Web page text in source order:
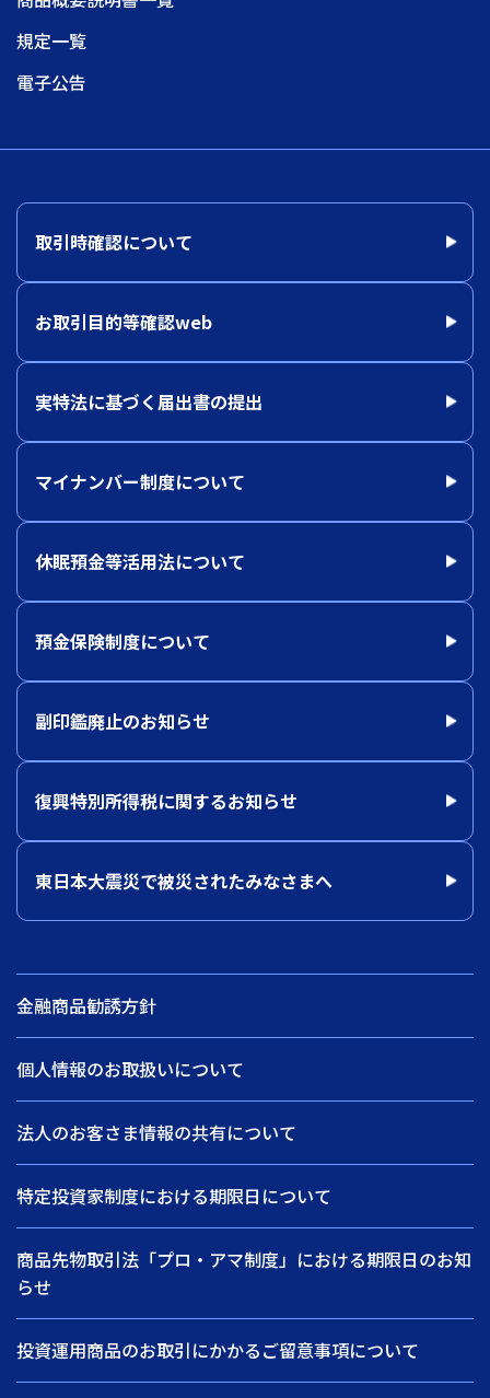
規定一覧
電子公告
取引時確認について
お取引目的等確認web
実特法に基づく届出書の提出
マイナンバー制度について
休眠預金等活用法について
預金保険制度について
副印鑑廃止のお知らせ
復興特別所得税に関するお知らせ
東日本大震災で被災されたみなさまへ
金融商品勧誘方針
個人情報のお取扱いについて
法人のお客さま情報の共有について
特定投資家制度における期限日について
商品先物取引法「プロ・アマ制度」における期限日のお知
らせ
投資運用商品のお取引にかかるご留意事項について